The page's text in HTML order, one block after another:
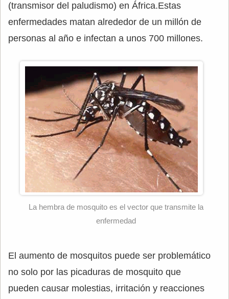
(transmisor del paludismo) en África.Estas
enfermedades matan alrededor de un millón de
personas al año e infectan a unos 700 millones.
La hembra de mosquito es el vector que transmite la
enfermedad
El aumento de mosquitos puede ser problemático
no solo por las picaduras de mosquito que
pueden causar molestias, irritación y reacciones